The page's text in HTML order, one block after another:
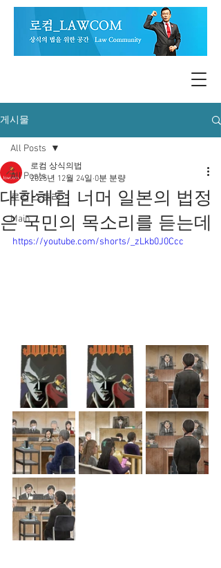
게시물
All Posts
로컴 스토리
Main
All Posts
대한해협 너머 일본의 법정
은 국민의 목소리를 듣는데
로컴 상식의법
2025년 12월 24일 0분 분량
https://youtube.com/shorts/_zLkb0J0Ccc